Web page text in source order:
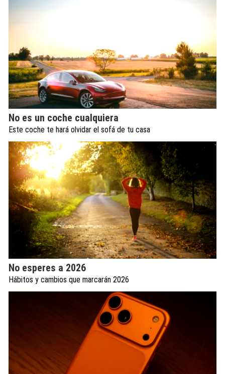
No es un coche cualquiera
Este coche te hará olvidar el sofá de tu casa
No esperes a 2026
Hábitos y cambios que marcarán 2026